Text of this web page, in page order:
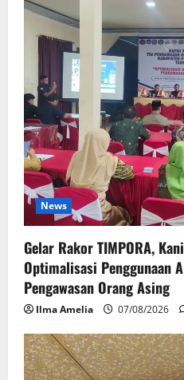
News
Gelar Rakor TIMPORA,
Optimalisasi Penggunaan
Pengawasan Orang Asing
Ilma Amelia 07/08/2026